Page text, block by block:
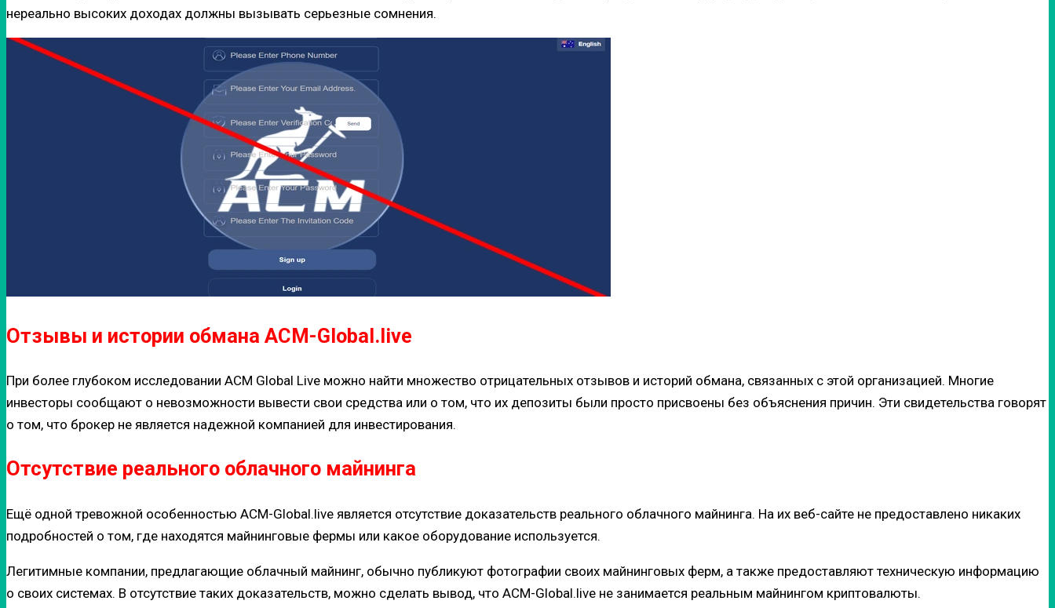
нереально высоких доходах должны вызывать серьезные сомнения.
Отзывы и истории обмана ACM-Global.live
При более глубоком исследовании ACM Global Live можно найти множество отрицательных отзывов и историй обмана, связанных с этой организацией. Многие
инвесторы сообщают о невозможности вывести свои средства или о том, что их депозиты были просто присвоены без объяснения причин. Эти свидетельства говорят
о том, что брокер не является надежной компанией для инвестирования.
Отсутствие реального облачного майнинга
Ещё одной тревожной особенностью ACM-Global.live является отсутствие доказательств реального облачного майнинга. На их веб-сайте не предоставлено никаких
подробностей о том, где находятся майнинговые фермы или какое оборудование используется.
Легитимные компании, предлагающие облачный майнинг, обычно публикуют фотографии своих майнинговых ферм, а также предоставляют техническую информацию
о своих системах. В отсутствие таких доказательств, можно сделать вывод, что ACM-Global.live не занимается реальным майнингом криптовалюты.